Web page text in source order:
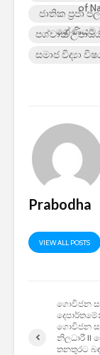
of
ජාතික ප්‍රජා
ශ්‍රේණියට
පශ්චාත්
සමාජ විද්‍යා
Prabodha
VIEW ALL POSTS
ගොවිජන
ගොවිජන
නිලධාරී II
තනතුරට